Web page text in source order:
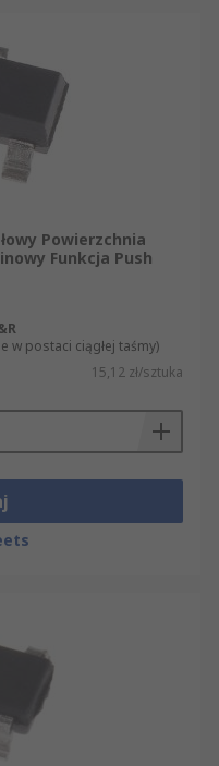
Powierzchnia
Funkcja Push
w postaci ciągłej taśmy)
15,12 zł/sztuka